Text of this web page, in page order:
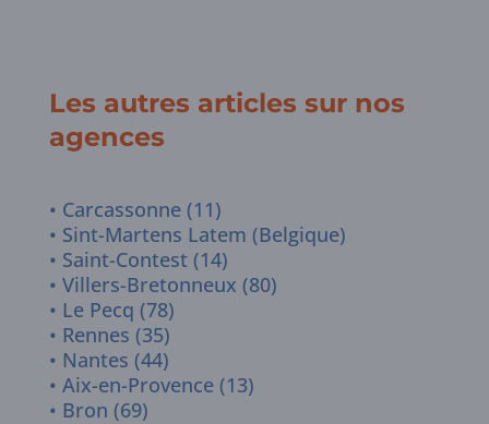
Les autres articles sur nos
agences
Carcassonne (11)
Sint-Martens Latem (Belgique)
Saint-Contest (14)
Villers-Bretonneux (80)
Le Pecq (78)
Rennes (35)
Nantes (44)
Aix-en-Provence (13)
Bron (69)